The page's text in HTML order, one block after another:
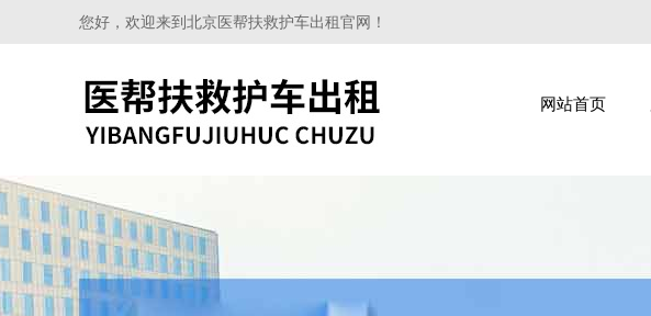
您好，欢迎来到北京医帮扶救护车出租官网！
网站首页